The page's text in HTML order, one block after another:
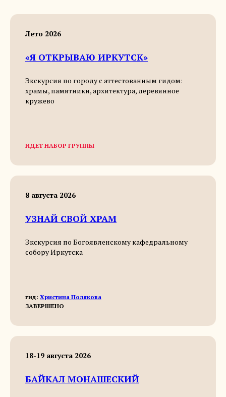
Лето 2026
«Я ОТКРЫВАЮ ИРКУТСК»
Экскурсия по городу с аттестованным гидом:
храмы, памятники, архитектура, деревянное
кружево
ИДЕТ НАБОР ГРУППЫ
8 августа 2026
УЗНАЙ СВОЙ ХРАМ
Экскурсия по Богоявленскому кафедральному
собору Иркутска
гид: Христина Полякова
ЗАВЕРШЕНО
18-19 августа 2026
БАЙКАЛ МОНАШЕСКИЙ